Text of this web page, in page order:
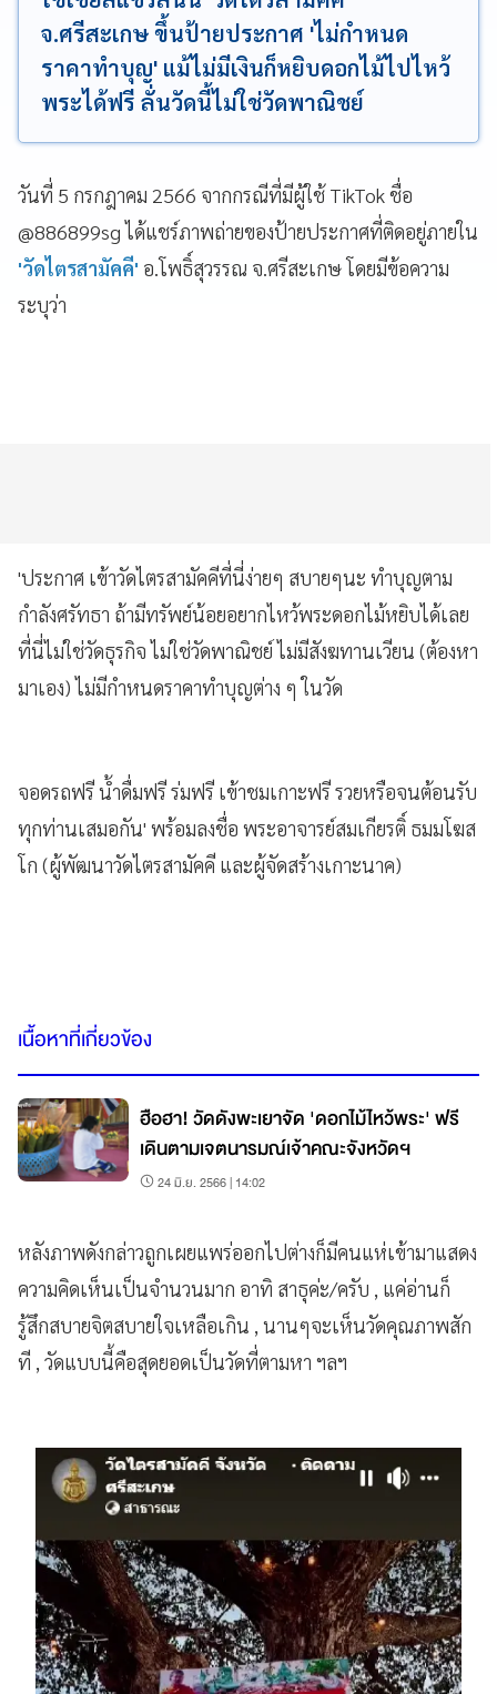
จ.ศรีสะเกษ ขึ้นป้ายประกาศ 'ไม่กำหนด
ราคาทำบุญ' แม้ไม่มีเงินก็หยิบดอกไม้ไปไหว้
พระได้ฟรี ลั่นวัดนี้ไม่ใช่วัดพาณิชย์
วันที่ 5 กรกฎาคม 2566 จากกรณีที่มีผู้ใช้ TikTok ชื่อ
@886899sg ได้แชร์ภาพถ่ายของป้ายประกาศที่ติดอยู่ภายใน
'วัดไตรสามัคคี' อ.โพธิ์สุวรรณ จ.ศรีสะเกษ โดยมีข้อความ
ระบุว่า
'ประกาศ เข้าวัดไตรสามัคคีที่นี่ง่ายๆ สบายๆนะ ทำบุญตาม
กำลังศรัทธา ถ้ามีทรัพย์น้อยอยากไหว้พระดอกไม้หยิบได้เลย
ที่นี่ไม่ใช่วัดธุรกิจ ไม่ใช่วัดพาณิชย์ ไม่มีสังฆทานเวียน (ต้องหา
มาเอง) ไม่มีกำหนดราคาทำบุญต่าง ๆ ในวัด
จอดรถฟรี น้ำดื่มฟรี ร่มฟรี เข้าชมเกาะฟรี รวยหรือจนต้อนรับ
ทุกท่านเสมอกัน' พร้อมลงชื่อ พระอาจารย์สมเกียรติ์ ธมมโฆส
โก (ผู้พัฒนาวัดไตรสามัคคี และผู้จัดสร้างเกาะนาค)
เนื้อหาที่เกี่ยวข้อง
ฮือฮา! วัดดังพะเยาจัด 'ดอกไม้ไหว้พระ' ฟรี
เดินตามเจตนารมณ์เจ้าคณะจังหวัดฯ
24 มิ.ย. 2566 | 14:02
หลังภาพดังกล่าวถูกเผยแพร่ออกไปต่างก็มีคนแห่เข้ามาแสดง
ความคิดเห็นเป็นจำนวนมาก อาทิ สาธุค่ะ/ครับ , แค่อ่านก็
รู้สึกสบายจิตสบายใจเหลือเกิน , นานๆจะเห็นวัดคุณภาพสัก
ที , วัดแบบนี้คือสุดยอดเป็นวัดที่ตามหา ฯลฯ